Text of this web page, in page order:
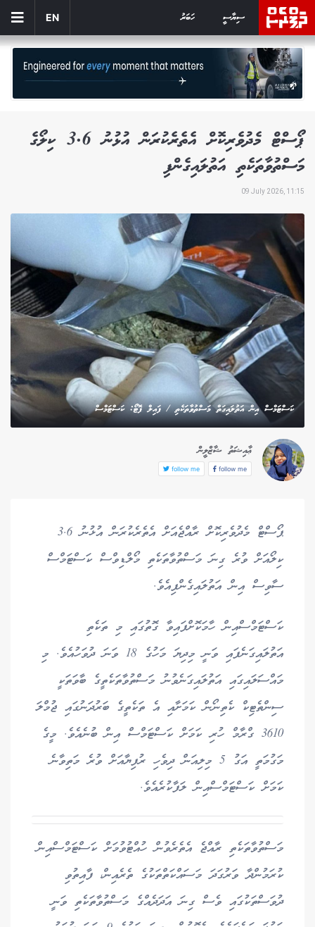
ސިޔާސީ ހަބަރު EN
ޕޯސްޓް މެދުވެރިކޮށް އެތެރެކުރަން އުޅުނު 3.6 ކިލޯގެ
މަސްތުވާތަކެތި އަތުލައިގެންފި
09 July 2026, 11:15
ކަސްޓަމްސް އިން އަތުލައިގަތް މަސްތުވާތަކެތި / ފައިލް ފޮޓޯ: ކަސްޓަމްސް
ޢާއިޝަތު ޝާޒްލީން
follow me
follow me
ޕޯސްޓް މެދުވެރިކޮށް ރާއްޖެއަށް އެތެރެކުރަން އުޅުނު 3.6
ކިލޯއަށް ވުރެ ގިނަ މަސްތުވާތަކެތި މޯލްޑިވްސް ކަސްޓަމްސް
ސާވިސް އިން އަތުލައިގެންފިއެވެ.
ކަސްޓަމްސްއިން ހާމަކޮށްފައިވާ ގޮތުގައި މި ތަކެތި
އަތުލައިގަނެފައި ވަނީ މިދިޔަ މަހުގެ 18 ވަނަ ދުވަހުއެވެ. މި
މައްސަލައިގައި އަތުލައިގަނެވުނު މަސްތުވާތަކެތީގެ ބާވަތަކީ
ސިންތެޓިކް ކެތިނޯން ކަމަށާއި އެ ތަކެތީގެ ބަރުދަނުގައި ޖުމްލަ
3610 ގްރާމް ހުރި ކަމަށް ކަސްޓަމްސް އިން ބުނެއެވެ. މީގެ
މަގުމަތީ އަގު 5 މިލިއަން ދިވެހި ރުފިޔާއަށް ވުރެ މަތިވާނެ
ކަމަށް ކަސްޓަމްސްއިން ލަފާކުރެއެވެ.
މަސްތުވާތަކެތި ރާއްޖެ އެތެރެވުން ހުއްޓުވުމަށް ކަސްޓަމްސްއިން
ކުރަމުންދާ ވަރުގަދަ މަސައްކަތްތަކުގެ ތެރެއިން، ފާއިތުވި
ދުވަސްތަކުގައި ވެސް ގިނަ އަދަދެއްގެ މަސްތުވާތަކެތި ވަނީ